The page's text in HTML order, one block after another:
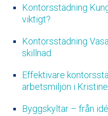
Kontorsstädning
viktigt?
Kontorsstädning
skillnad
Effektivare
arbetsmiljön i
Byggskyltar – från